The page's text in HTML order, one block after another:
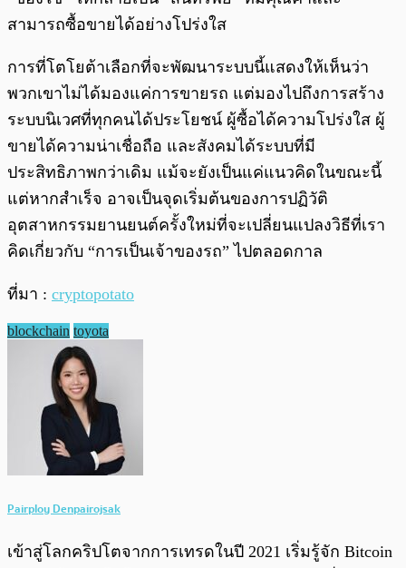
สามารถซื้อขายได้อย่างโปร่งใส
การที่โตโยต้าเลือกที่จะพัฒนาระบบนี้แสดงให้เห็นว่า
พวกเขาไม่ได้มองแค่การขายรถ แต่มองไปถึงการสร้าง
ระบบนิเวศที่ทุกคนได้ประโยชน์ ผู้ซื้อได้ความโปร่งใส ผู้
ขายได้ความน่าเชื่อถือ และสังคมได้ระบบที่มี
ประสิทธิภาพกว่าเดิม แม้จะยังเป็นแค่แนวคิดในขณะนี้
แต่หากสำเร็จ อาจเป็นจุดเริ่มต้นของการปฏิวัติ
อุตสาหกรรมยานยนต์ครั้งใหม่ที่จะเปลี่ยนแปลงวิธีที่เรา
คิดเกี่ยวกับ “การเป็นเจ้าของรถ” ไปตลอดกาล
ที่มา : cryptopotato
blockchain toyota
Pairploy Denpairojsak
เข้าสู่โลกคริปโตจากการเทรดในปี 2021 เริ่มรู้จัก Bitcoin